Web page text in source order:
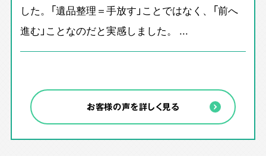
した。「遺品整理＝手放す」ことではなく、「前へ
進む」ことなのだと実感しました。 ...
お客様の声を詳しく見る